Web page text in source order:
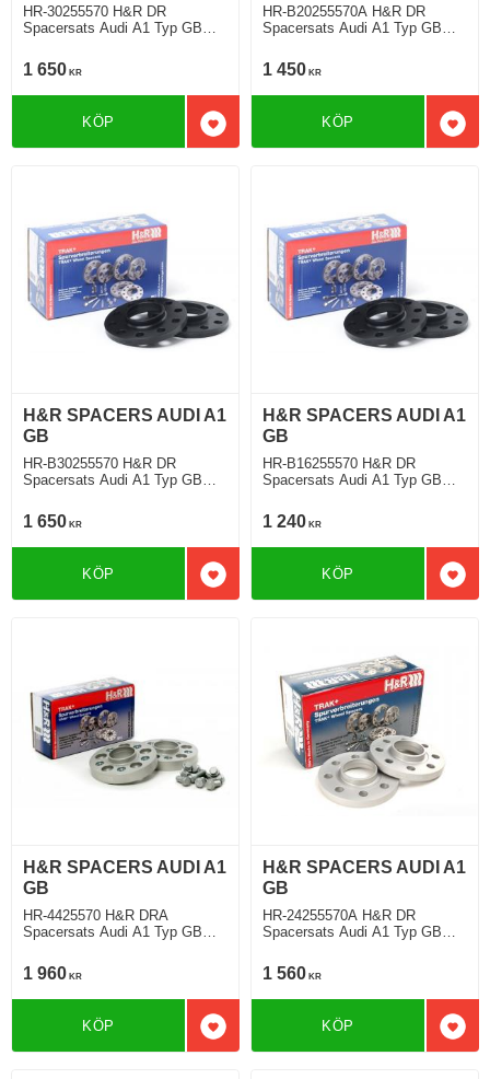
HR-30255570 H&R DR
Spacersats Audi A1 Typ GB
1 650 KR
Lägg till i favoriter
KÖP
HR-B20255570A H&R DR
Spacersats Audi A1 Typ GB
1 450 KR
KÖP
H&R SPACERS AUDI A1
GB
HR-B30255570 H&R DR
Spacersats Audi A1 Typ GB
1 650 KR
Lägg till i favoriter
KÖP
H&R SPACERS AUDI A1
GB
HR-B16255570 H&R DR
Spacersats Audi A1 Typ GB
1 240 KR
KÖP
H&R SPACERS AUDI A1
GB
HR-4425570 H&R DRA
Spacersats Audi A1 Typ GB
1 960 KR
Lägg till i favoriter
KÖP
H&R SPACERS AUDI A1
GB
HR-24255570A H&R DR
Spacersats Audi A1 Typ GB
1 560 KR
KÖP